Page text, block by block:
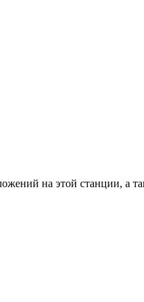
на этой станции, а